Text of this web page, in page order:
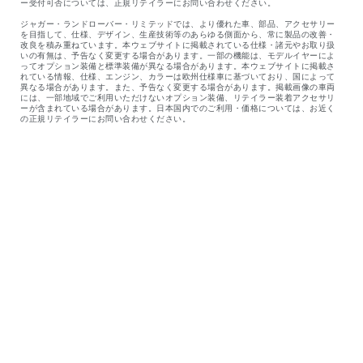
ジャガー・ランドローバー・リミテッドでは、より優れた車、部品、アクセサリー
を目指して、仕様、デザイン、生産技術等のあらゆる側面から、常に製品の改善・
改良を積み重ねています。本ウェブサイトに掲載されている仕様・諸元やお取り扱
いの有無は、予告なく変更する場合があります。一部の機能は、モデルイヤーによ
ってオプション装備と標準装備が異なる場合があります。本ウェブサイトに掲載さ
れている情報、仕様、エンジン、カラーは欧州仕様車に基づいており、国によって
異なる場合があります。また、予告なく変更する場合があります。掲載画像の車両
には、一部地域でご利用いただけないオプション装備、リテイラー装着アクセサリ
ーが含まれている場合があります。日本国内でのご利用・価格については、お近く
の正規リテイラーにお問い合わせください。